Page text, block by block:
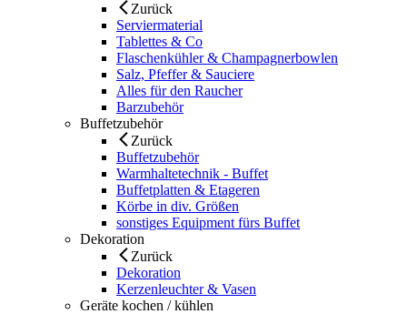
Zurück
Serviermaterial
Tablettes & Co
Flaschenkühler & Champagnerbowlen
Salz, Pfeffer & Sauciere
Alles für den Raucher
Barzubehör
Buffetzubehör
Zurück
Buffetzubehör
Warmhaltetechnik - Buffet
Buffetplatten & Etageren
Körbe in div. Größen
sonstiges Equipment fürs Buffet
Dekoration
Zurück
Dekoration
Kerzenleuchter & Vasen
Geräte kochen / kühlen